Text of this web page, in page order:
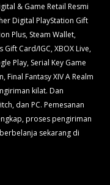
& Game Retail Resmi
Digital PlayStation Gift
Plus, Steam Wallet,
Card/IGC, XBOX Live,
Play, Serial Key Game
Final Fantasy XIV A Realm
kilat. Dan
dan PC. Pemesanan
proses pengiriman
sekarang di